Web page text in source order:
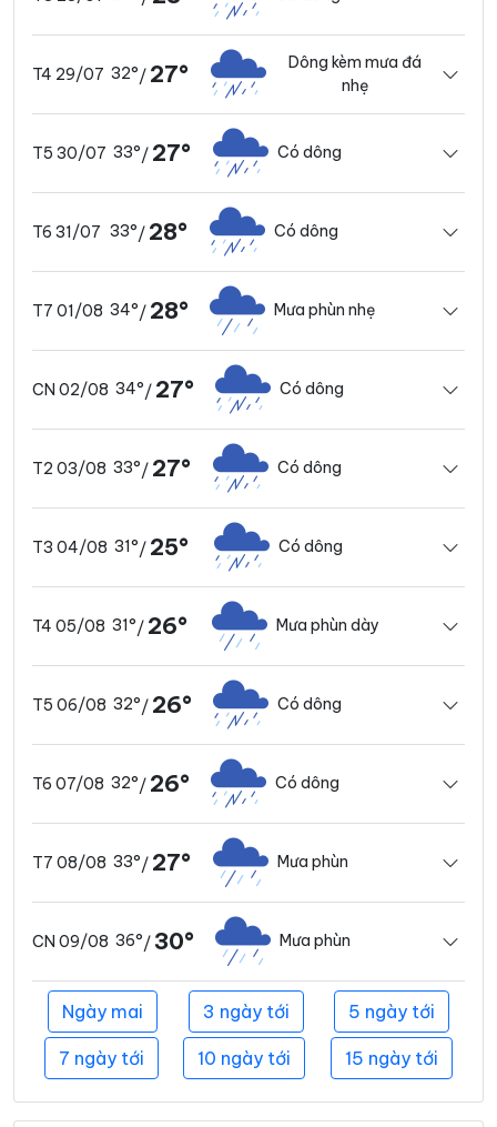
T4 29/07 32°/ 27°
Dông kèm mưa đá
nhẹ
T5 30/07 33°/ 27° Có dông
T6 31/07 33°/ 28° Có dông
T7 01/08 34°/ 28° Mưa phùn nhẹ
CN 02/08 34°/ 27° Có dông
T2 03/08 33°/ 27° Có dông
T3 04/08 31°/ 25° Có dông
T4 05/08 31°/ 26° Mưa phùn dày
T5 06/08 32°/ 26° Có dông
T6 07/08 32°/ 26° Có dông
T7 08/08 33°/ 27° Mưa phùn
CN 09/08 36°/30° Mưa phùn
Ngày mai 3 ngày tới 5 ngày tới
7 ngày tới 10 ngày tới 15 ngày tới